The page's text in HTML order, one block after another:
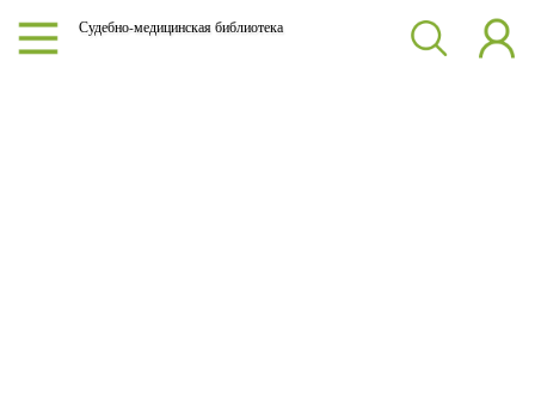
Судебно-медицинская библиотека